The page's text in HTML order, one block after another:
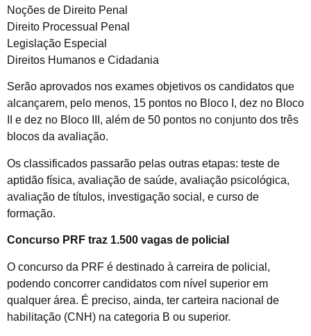
Noções de Direito Penal
Direito Processual Penal
Legislação Especial
Direitos Humanos e Cidadania
Serão aprovados nos exames objetivos os candidatos que
alcançarem, pelo menos, 15 pontos no Bloco I, dez no Bloco
II e dez no Bloco III, além de 50 pontos no conjunto dos três
blocos da avaliação.
Os classificados passarão pelas outras etapas: teste de
aptidão física, avaliação de saúde, avaliação psicológica,
avaliação de títulos, investigação social, e curso de
formação.
Concurso PRF traz 1.500 vagas de policial
O concurso da PRF é destinado à carreira de policial,
podendo concorrer candidatos com nível superior em
qualquer área. É preciso, ainda, ter carteira nacional de
habilitação (CNH) na categoria B ou superior.